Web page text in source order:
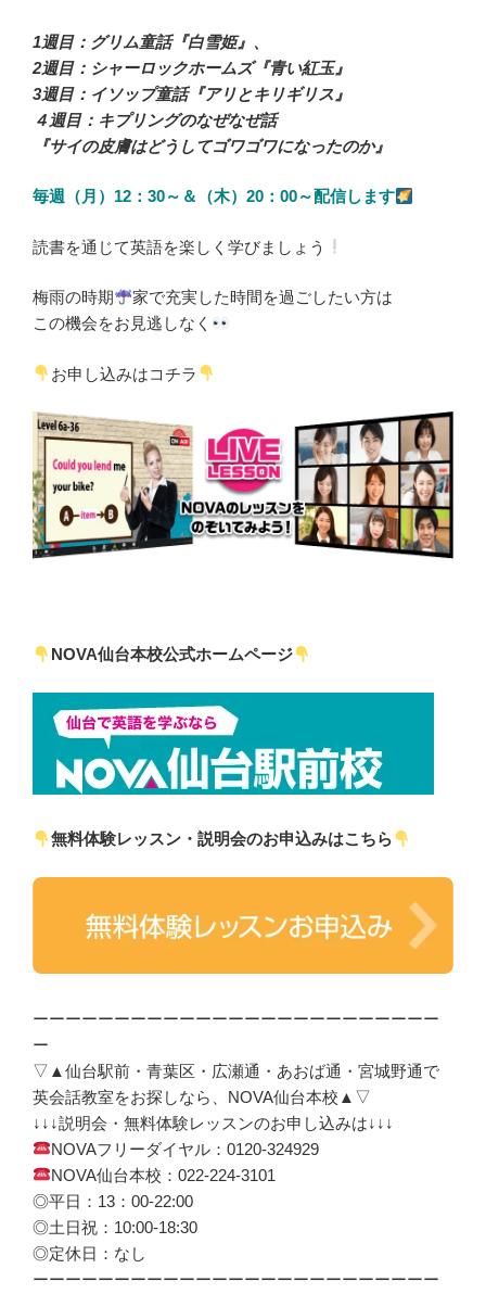
1週目：グリム童話『白雪姫』、
2週目：シャーロックホームズ『青い紅玉』
3週目：イソップ童話『アリとキリギリス』
４週目：キプリングのなぜなぜ話
『サイの皮膚はどうしてゴワゴワになったのか』
毎週（月）12：30～＆（木）20：00～配信します
読書を通じて英語を楽しく学びましょう
梅雨の時期
家で充実した時間を過ごしたい方は
この機会をお見逃しなく
お申し込みはコチラ
NOVA仙台本校公式ホームページ
無料体験レッスン・説明会のお申込みはこちら
ーーーーーーーーーーーーーーーーーーーーーーーーー
ー
▽▲仙台駅前・青葉区・広瀬通・あおば通・宮城野通で
英会話教室をお探しなら、NOVA仙台本校▲▽
↓↓↓説明会・無料体験レッスンのお申し込みは↓↓↓
NOVAフリーダイヤル：0120-324929
NOVA仙台本校：022-224-3101
◎平日：13：00-22:00
◎土日祝：10:00-18:30
◎定休日：なし
ーーーーーーーーーーーーーーーーーーーーーーーーー